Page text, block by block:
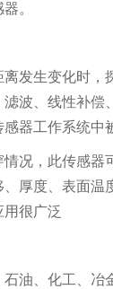
。
发生变化时
波、线性补
器工作系统中
况，此传感
厚度、表面
用很广泛
油、化工、